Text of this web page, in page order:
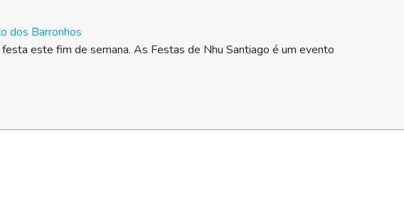
dos Barronhos
este fim de semana. As Festas de Nhu Santiago é um evento